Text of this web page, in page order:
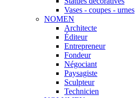
Vases - coupes - urnes
NOMEN
Architecte
Éditeur
Entrepreneur
Fondeur
Négociant
Paysagiste
Sculpteur
Technicien